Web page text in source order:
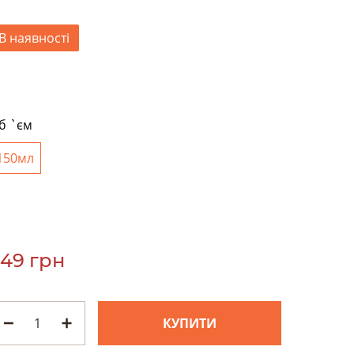
наявності
`єм
грн
КУПИТИ